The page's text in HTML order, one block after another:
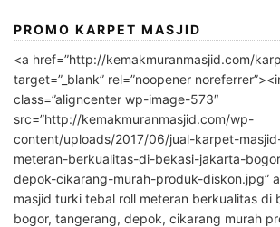
PROMO KARPET MASJID
<a href=”http://kemakmuranmasjid.com/
target=”_blank” rel=”noopener
class=”aligncenter wp-image-573″
src=”http://kemakmuranmasjid.com/wp-
content/uploads/2017/06/jual-karpet-
meteran-berkualitas-di-bekasi-jakarta-
depok-cikarang-murah-produk-diskon.jpg”
masjid turki tebal roll meteran berkualitas di
bogor, tangerang, depok, cikarang murah